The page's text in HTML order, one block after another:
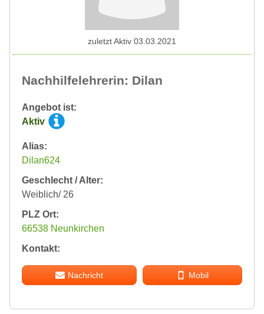
Nachhilfelehrerin: Dilan
Angebot ist:
Aktiv
Alias:
Dilan624
Geschlecht / Alter:
Weiblich/ 26
PLZ Ort:
66538 Neunkirchen
Kontakt:
Nachricht Mobil
zuletzt Aktiv 03.03.2021